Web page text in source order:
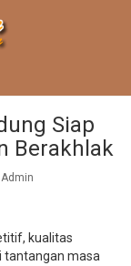
Siap
Berakhlak
Admin
kualitas
tantangan masa